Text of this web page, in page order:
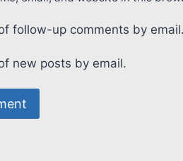
follow-up comments by email.
new posts by email.